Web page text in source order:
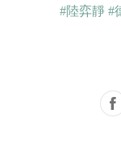
#陸弈靜 #